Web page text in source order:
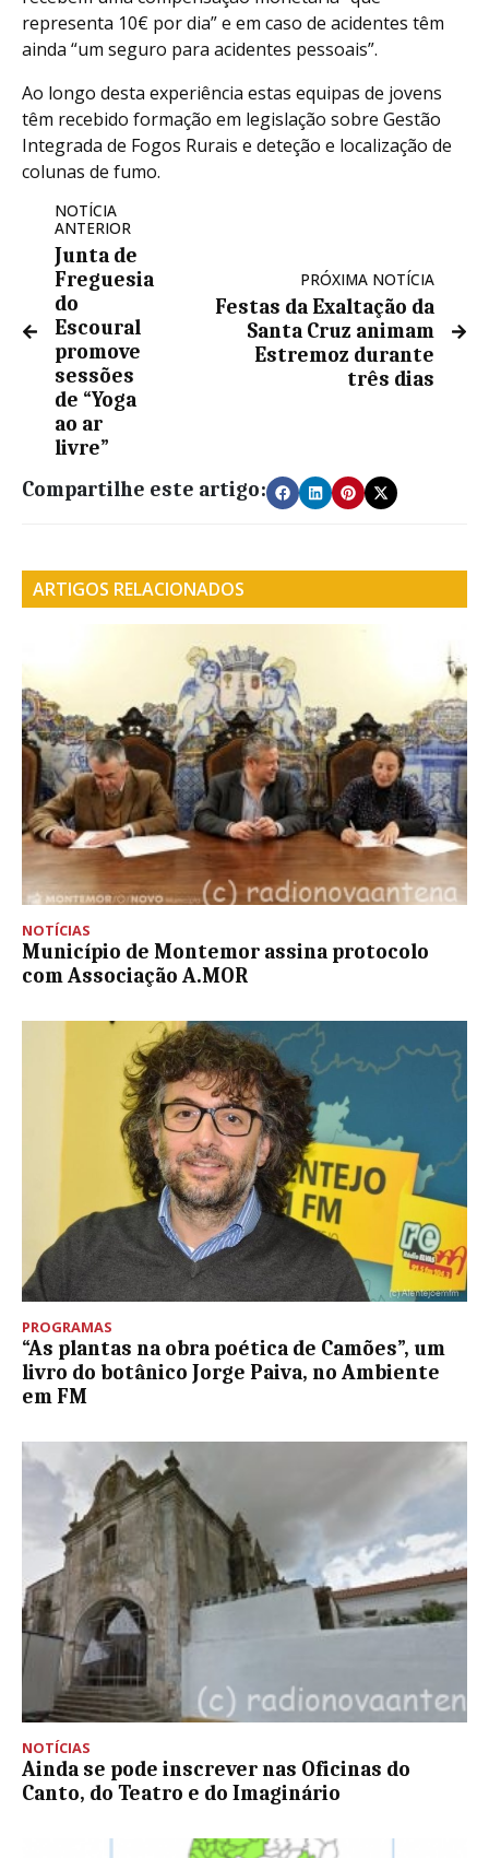
representa 10€ por dia” e em caso de acidentes têm
ainda “um seguro para acidentes pessoais”.
Ao longo desta experiência estas equipas de jovens
têm recebido formação em legislação sobre Gestão
Integrada de Fogos Rurais e deteção e localização de
colunas de fumo.
NOTÍCIA
ANTERIOR
Junta de
Freguesia
do
Escoural
promove
sessões
de “Yoga
ao ar
livre”
PRÓXIMA NOTÍCIA
Festas da Exaltação da
Santa Cruz animam
Estremoz durante
três dias
Compartilhe este artigo:
ARTIGOS RELACIONADOS
NOTÍCIAS
Município de Montemor assina protocolo
com Associação A.MOR
PROGRAMAS
“As plantas na obra poética de Camões”, um
livro do botânico Jorge Paiva, no Ambiente
em FM
NOTÍCIAS
Ainda se pode inscrever nas Oficinas do
Canto, do Teatro e do Imaginário